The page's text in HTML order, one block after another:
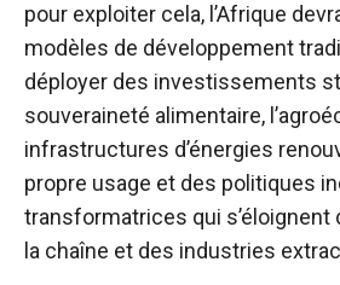
pour exploiter cela, l’Afrique
modèles de développement
déployer des investissements
souveraineté alimentaire,
infrastructures d’énergies
propre usage et des politiques
transformatrices qui s’éloignent
la chaîne et des industries